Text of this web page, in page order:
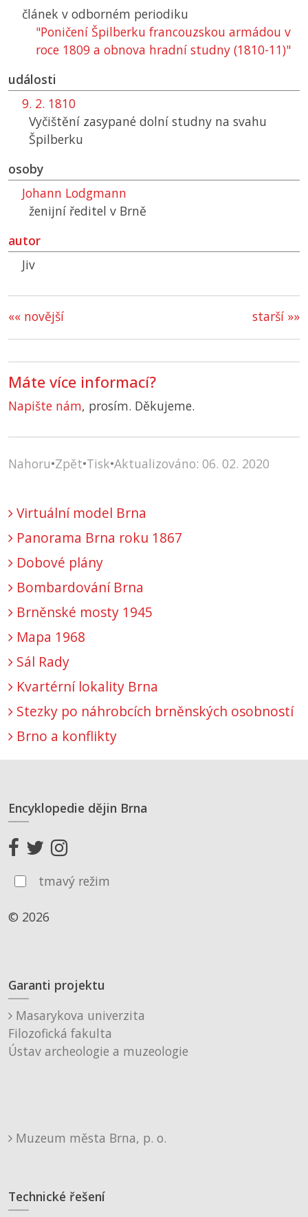
článek v odborném periodiku
"Poničení Špilberku francouzskou armádou v
roce 1809 a obnova hradní studny (1810-11)"
události
9. 2. 1810
Vyčištění zasypané dolní studny na svahu
Špilberku
osoby
Johann Lodgmann
ženijní ředitel v Brně
autor
Jiv
starší »»
«« novější
Máte více informací?
Napište nám, prosím. Děkujeme.
Nahoru•Zpět•Tisk•Aktualizováno: 06. 02. 2020
Virtuální model Brna
Panorama Brna roku 1867
Dobové plány
Bombardování Brna
Brněnské mosty 1945
Mapa 1968
Sál Rady
Kvartérní lokality Brna
Stezky po náhrobcích brněnských osobností
Brno a konflikty
Encyklopedie dějin Brna
tmavý režim
© 2026
Garanti projektu
Masarykova univerzita
Filozofická fakulta
Ústav archeologie a muzeologie
Muzeum města Brna, p. o.
Technické řešení